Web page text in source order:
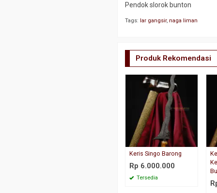
Pendok slorok bunton
Tags: lar gangsir, naga liman
Produk Rekomendasi
Keris Singo Barong
Rp 6.000.000
Tersedia